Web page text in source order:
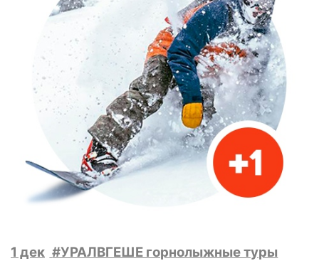
1 дек #УРАЛВГЕШЕ горнолыжные туры